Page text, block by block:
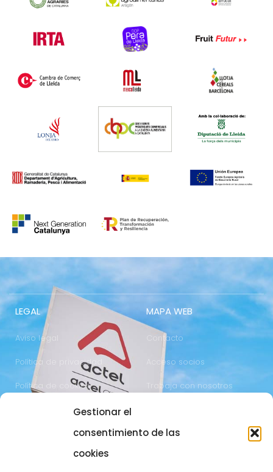
Gestionar el
consentimiento de las
cookies
LEGAL
Aviso legal
Política de privacidad
Política de cookies
MAPA WEB
Contacto
Acceso socios
Trabaja con nosotros
973 700 800
actel@actel.es comunicacio@actel.es